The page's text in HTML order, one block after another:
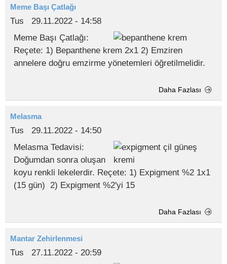
Meme Başı Çatlağı
Tus
29.11.2022 - 14:58
Meme Başı Çatlağı:
Reçete: 1) Bepanthene krem 2x1 2) Emziren
annelere doğru emzirme yönetemleri öğretilmelidir.
Daha Fazlası
Melasma
Tus
29.11.2022 - 14:50
Melasma Tedavisi:
Doğumdan sonra oluşan
koyu renkli lekelerdir. Reçete: 1) Expigment %2 1x1
(15 gün) 2) Expigment %2'yi 15
Daha Fazlası
Mantar Zehirlenmesi
Tus
27.11.2022 - 20:59